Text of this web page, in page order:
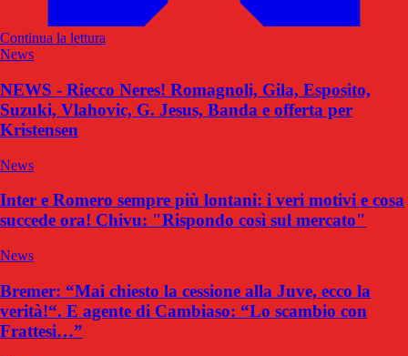
Continua la lettura
News
NEWS - Riecco Neres! Romagnoli, Gila, Esposito,
Suzuki, Vlahovic, G. Jesus, Banda e offerta per
Kristensen
News
Inter e Romero sempre più lontani: i veri motivi e cosa
succede ora! Chivu: "Rispondo così sul mercato"
News
Bremer: “Mai chiesto la cessione alla Juve, ecco la
verità!“. E agente di Cambiaso: “Lo scambio con
Frattesi…”